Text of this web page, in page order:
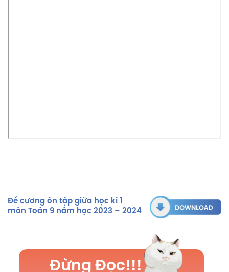
Đề cương ôn tập giữa học kì 1
môn Toán 9 năm học 2023 – 2024
Đừng Đọc!!!